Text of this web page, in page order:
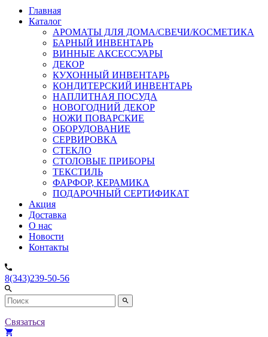
Главная
Каталог
АРОМАТЫ ДЛЯ ДОМА/СВЕЧИ/КОСМЕТИКА
БАРНЫЙ ИНВЕНТАРЬ
ВИННЫЕ АКСЕССУАРЫ
ДЕКОР
КУХОННЫЙ ИНВЕНТАРЬ
КОНДИТЕРСКИЙ ИНВЕНТАРЬ
НАПЛИТНАЯ ПОСУДА
НОВОГОДНИЙ ДЕКОР
НОЖИ ПОВАРСКИЕ
ОБОРУДОВАНИЕ
СЕРВИРОВКА
СТЕКЛО
СТОЛОВЫЕ ПРИБОРЫ
ТЕКСТИЛЬ
ФАРФОР, КЕРАМИКА
ПОДАРОЧНЫЙ СЕРТИФИКАТ
Акция
Доставка
О нас
Новости
Контакты
8(343)239-50-56
Связаться